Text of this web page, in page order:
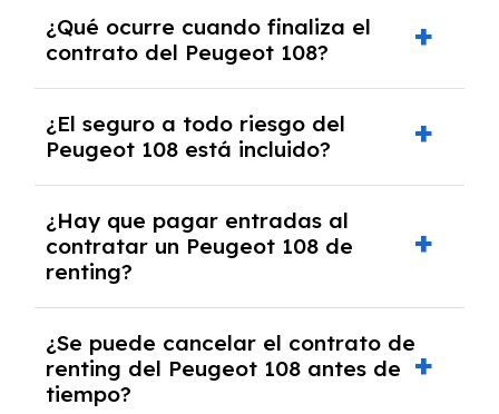
contrato y puede variar entre 10,000 y
30,000 km anuales. Si excedes ese límite,
puede haber un cargo adicional.
¿Qué ocurre cuando finaliza el
contrato del Peugeot 108?
coche, renovarlo por uno nuevo o, en algunos
casos, comprarlo a un precio previamente
acordado.
¿El seguro a todo riesgo del
Peugeot 108 está incluido?
108 con el seguro a todo riesgo sin franquicia
incluido dentro de las cuotas mensuales.
¿Hay que pagar entradas al
contratar un Peugeot 108 de
renting?
tendrás que pagar ningún tipo de entrada
salvo en casos que lo exija el proveedor
debido al resultado del estudio de viabilidad
¿Se puede cancelar el contrato de
renting del Peugeot 108 antes de
tiempo?